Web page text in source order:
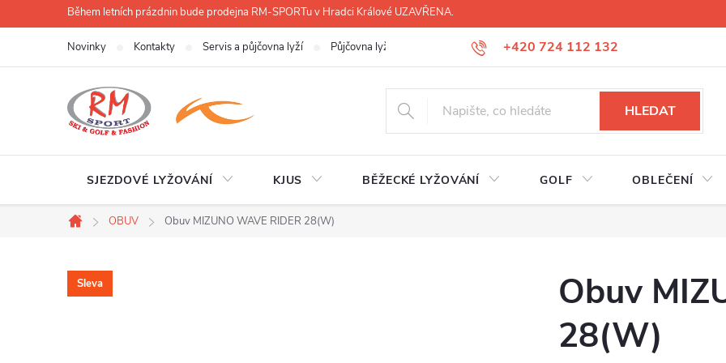
na
Během letních prázdnin bude prodejna RM-SPORTu v Hradci Králové UZAVŘENA.
+420 724 112 132
Novinky Kontakty Servis a půjčovna lyží Půjčovna lyží, lyžáků, běžek Úprava lyžáků na míru
HLEDAT
SJEZDOVÉ LYŽOVÁNÍ KJUS BĚŽECKÉ LYŽOVÁNÍ GOLF OBLEČENÍ
Domů
OBUV Obuv MIZUNO WAVE RIDER 28(W)
Sleva
Obuv
28(W)